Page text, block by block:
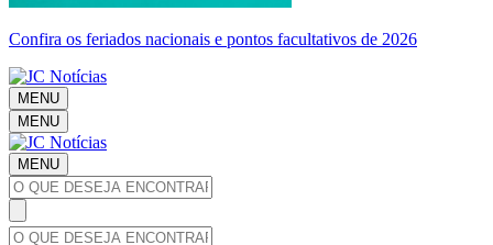
Confira os feriados nacionais e pontos facultativos de 2026
MENU
MENU
MENU